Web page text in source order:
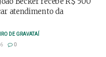
atendimento da
DE GRAVATAÍ
0